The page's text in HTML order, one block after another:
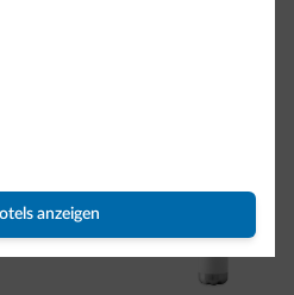
anzeigen
Sie die neue
gefragt. Die neue Kollektion